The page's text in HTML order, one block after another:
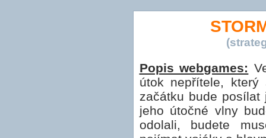
Popis webgames:
útok nepřítele,
začátku bude
jeho útočné vlny
odolali, budete